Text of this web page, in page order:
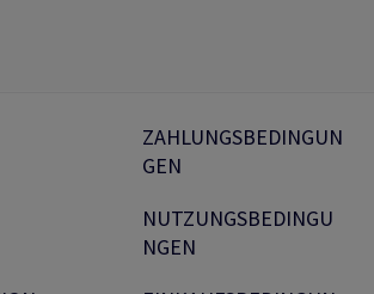
ZAHLUNGSBEDINGUN
GEN
NUTZUNGSBEDINGU
NGEN